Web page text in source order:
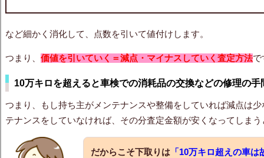
など細かく消化して、点数を引いて値付けします。
つまり、 価値を引いていく＝減点・マイナスしていく査定方法で
10万キロを超えると車検での消耗品の交換などの修理の手
つまり、もし持ち主がメンテナンスや整備をしていれば減点は
テナンスをしていなければ、その分査定金額が安くなってしま
だからこそ下取りは 「10万キロ超えの車